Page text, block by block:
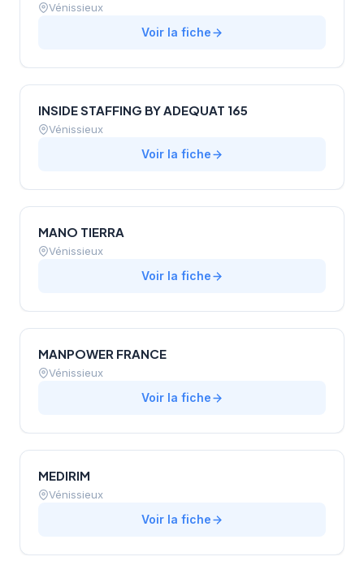
Vénissieux
Voir la fiche
INSIDE STAFFING BY ADEQUAT 165
Vénissieux
Voir la fiche
MANO TIERRA
Vénissieux
Voir la fiche
MANPOWER FRANCE
Vénissieux
Voir la fiche
MEDIRIM
Vénissieux
Voir la fiche